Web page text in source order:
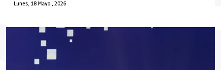
Lunes, 18 Mayo , 2026